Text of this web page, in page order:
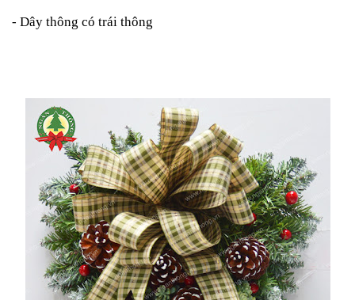
- Dây thông có trái thông